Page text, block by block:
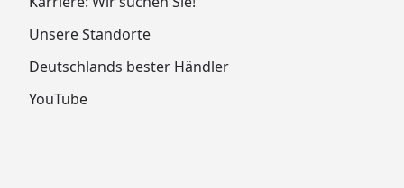
Unsere Standorte
Deutschlands bester Händler
YouTube